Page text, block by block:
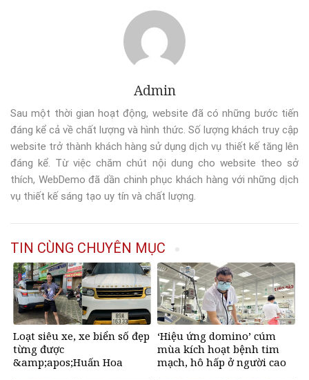
Admin
Sau một thời gian hoạt động, website đã có những bước tiến
đáng kể cả về chất lượng và hình thức. Số lượng khách truy cập
website trở thành khách hàng sử dụng dịch vụ thiết kế tăng lên
đáng kể. Từ việc chăm chút nội dung cho website theo sở
thích, WebDemo đã dần chinh phục khách hàng với những dịch
vụ thiết kế sáng tạo uy tín và chất lượng.
TIN CÙNG CHUYÊN MỤC
Loạt siêu xe, xe biển số đẹp
từng được
&amp;apos;Huấn Hoa
‘Hiệu ứng domino’ cúm
mùa kích hoạt bệnh tim
mạch, hô hấp ở người cao